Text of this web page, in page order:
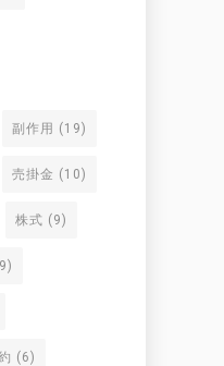
副作用 (19)
売掛金 (10)
株式 (9)
(6)